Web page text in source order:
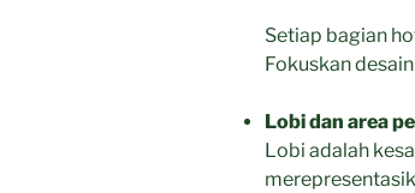
Setiap bagian
Fokuskan
Lobi dan area
Lobi adalah